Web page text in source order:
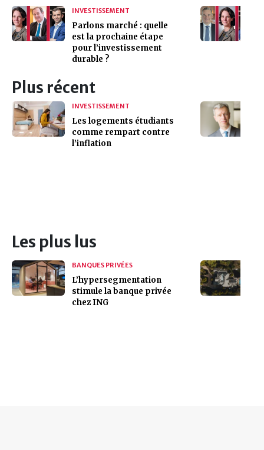
INVESTISSEMENT
Parlons marché : quelle
est la prochaine étape
pour l’investissement
durable ?
Plus récent
INVESTISSEMENT
Les logements étudiants
comme rempart contre
l’inflation
Les plus lus
BANQUES PRIVÉES
L’hypersegmentation
stimule la banque privée
chez ING